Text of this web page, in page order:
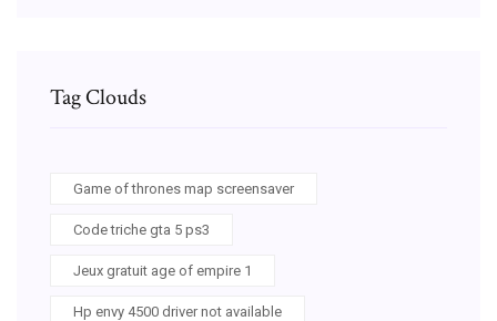
Tag Clouds
Game of thrones map screensaver
Code triche gta 5 ps3
Jeux gratuit age of empire 1
Hp envy 4500 driver not available